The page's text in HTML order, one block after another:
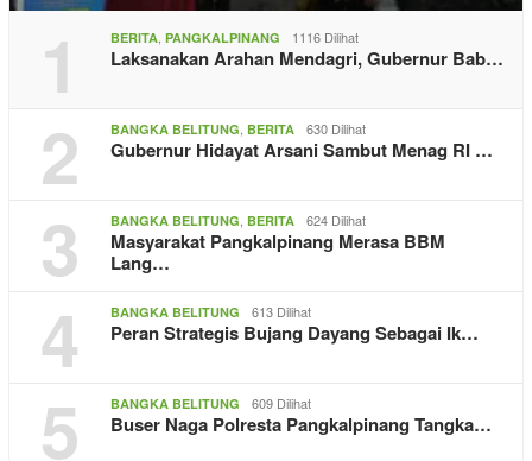
1 BERITA PANGKALPINANG 1116 Dilihat
Laksanakan Arahan Mendagri, Gubernur Bab…
2 BANGKA BELITUNG BERITA 630 Dilihat
Gubernur Hidayat Arsani Sambut Menag RI …
3 BANGKA BELITUNG BERITA 624 Dilihat
Masyarakat Pangkalpinang Merasa BBM
Lang…
4 BANGKA BELITUNG 613 Dilihat
Peran Strategis Bujang Dayang Sebagai Ik…
5 BANGKA BELITUNG 609 Dilihat
Buser Naga Polresta Pangkalpinang Tangka…